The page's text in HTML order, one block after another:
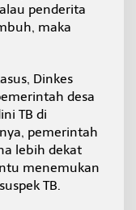
penderita
maka
Dinkes
desa
TB di
pemerintah
lebih dekat
menemukan
TB.